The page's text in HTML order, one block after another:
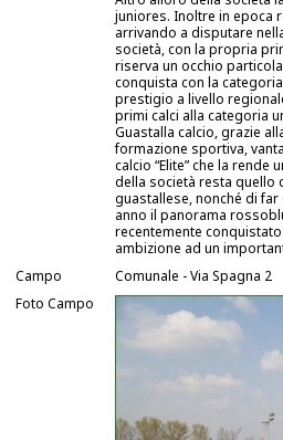
juniores. Inoltre in epoca
arrivando a disputare
società, con la propria
riserva un occhio
conquista con la
prestigio a livello
primi calci alla categoria
Guastalla calcio, grazie
formazione sportiva,
calcio “Elite” che la
della società resta quello
guastallese, nonché di
anno il panorama
recentemente
ambizione ad un
Campo
Comunale - Via Spagna 2
Foto Campo